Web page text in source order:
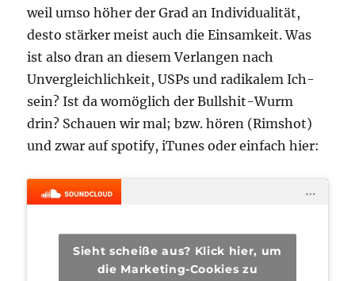
weil umso höher der Grad an Individualität,
desto stärker meist auch die Einsamkeit. Was
ist also dran an diesem Verlangen nach
Unvergleichlichkeit, USPs und radikalem Ich-
sein? Ist da womöglich der Bullshit-Wurm
drin? Schauen wir mal; bzw. hören (Rimshot)
und zwar auf spotify, iTunes oder einfach hier:
Sieht scheiße aus? Klick hier, um
die Marketing-Cookies zu